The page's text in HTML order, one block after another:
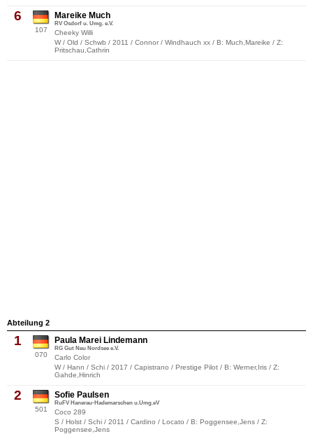
6
107
Mareike Much
RV Osdorf u. Umg. e.V.
Cheeky Willi
W / Old / Schwb / 2011 / Connor / Windhauch xx / B: Much,Mareike / Z:
Pritschau,Cathrin
Abteilung 2
1
070
Paula Marei Lindemann
RG Gut Neu Nordsee e.V.
Carlo Color
W / Hann / Schi / 2017 / Capistrano / Prestige Pilot / B: Werner,Iris / Z:
Gahde,Hinrich
2
501
Sofie Paulsen
RuFV Hanerau-Hademarschen u.Umg.eV
Coco 289
S / Holst / Schi / 2011 / Cardino / Locato / B: Poggensee,Jens / Z:
Poggensee,Jens